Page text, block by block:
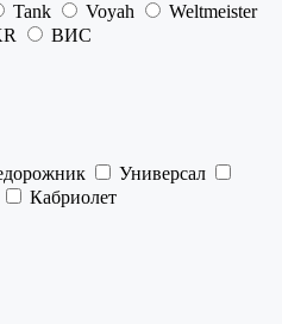
Tank Voyah
Weltmeister
ВИС
Универсал
Кабриолет